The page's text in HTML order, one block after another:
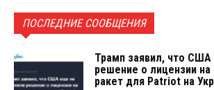
ПОСЛЕДНИЕ СООБЩЕНИЯ
Трамп заявил, что
решение о лицензии на
ракет для Patriot на